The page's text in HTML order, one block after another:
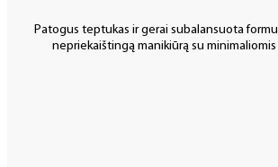
Patogus teptukas ir gerai subalansuota
nepriekaištingą manikiūrą su